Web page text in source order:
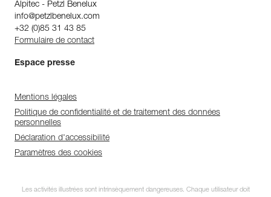
Alpitec - Petzl Benelux
info@petzlbenelux.com
+32 (0)85 31 43 85
Formulaire de contact
Espace presse
Mentions légales
Politique de confidentialité et de traitement des données
personnelles
Déclaration d'accessibilité
Paramètres des cookies
Les activités illustrées sont intrinsèquement dangereuses. Chaque utilisateur doit